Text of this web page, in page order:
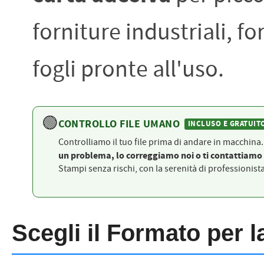
PETTORALI NUMERI DA
PETTORALI CON NOME ATLETA
forniture industriali,
fogli pronte all'uso.
🟢CONTROLLO FILE UMANO INCLUSO E
Controlliamo il tuo file prima di andare in
un problema, lo correggiamo noi o ti
Stampi senza rischi, con la serenità di
Scegli il Formato per